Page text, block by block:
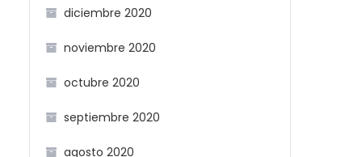
diciembre 2020
noviembre 2020
octubre 2020
septiembre 2020
agosto 2020